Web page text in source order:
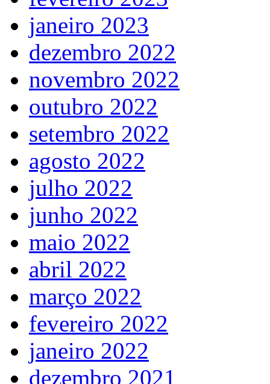
janeiro 2023
dezembro 2022
novembro 2022
outubro 2022
setembro 2022
agosto 2022
julho 2022
junho 2022
maio 2022
abril 2022
março 2022
fevereiro 2022
janeiro 2022
dezembro 2021